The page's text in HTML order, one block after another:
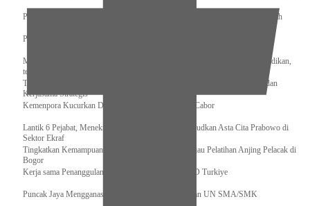
Panglima TNI Sambut Kedatangan Presiden RI Usai Lawatan ke Timur Tengah
Pengurus Pusat Pordasi Pacu Dapat Pesan dari Sri Paduka
Menag RI dan Dua Menteri Yordania Jalin Sinergi Bidang Wakaf dan Pendidikan,
termasuk Beasiswa
Tiba di Tanah Air, Presiden Prabowo Subianto Bawa Komitmen Investasi dan
Kerjasama Strategis
Kemenpora Kucurkan Dana untuk Pelatnas pada 13 Cabor
Lantik 6 Pejabat, Menekraf Tegaskan Komitmen Wujudkan Asta Cita Prabowo di
Sektor Ekraf
Tingkatkan Kemampuan K9 TNI, Panglima TNI Tinjau Pelatihan Anjing Pelacak di
Bogor
Kerja sama Penanggulangan Bencana BNPB – AFAD Turkiye
Puncak Jaya Mengganas, TNI-POLRI Solid Amankan UN SMA/SMK